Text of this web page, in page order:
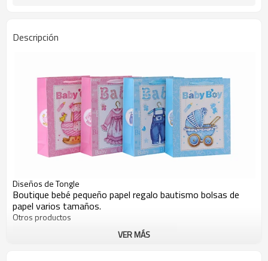
Descripción
Diseños de Tongle
Boutique bebé pequeño papel regalo bautismo bolsas de
papel varios tamaños.
Otros productos
VER MÁS